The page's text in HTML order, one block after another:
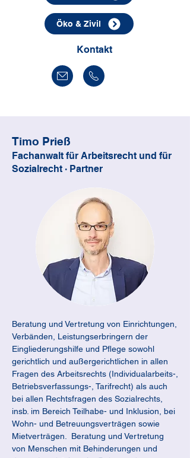
Öko & Zivil
Kontakt
Timo Prieß
Fachanwalt für Arbeitsrecht und für
Sozialrecht · Partner
Beratung und Vertretung von Einrichtungen,
Verbänden, Leistungserbringern der
Eingliederungshilfe und Pflege sowohl
gerichtlich und außergerichtlichen in allen
Fragen des Arbeitsrechts (Individualarbeits-,
Betriebsverfassungs-, Tarifrecht) als auch
bei allen Rechtsfragen des Sozialrechts,
insb. im Bereich Teilhabe- und Inklusion, bei
Wohn- und Betreuungsverträgen sowie
Mietverträgen.  Beratung und Vertretung
von Menschen mit Behinderungen und